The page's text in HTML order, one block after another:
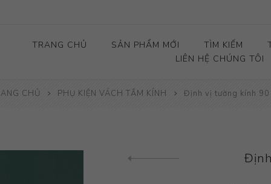
TRANG CHỦ SẢN PHẨM MỚI TÌM KIẾM
LIÊN HỆ CHÚNG TÔI
CHỦ PHỤ KIỆN VÁCH TẮM KÍNH Định vị tường kính 90